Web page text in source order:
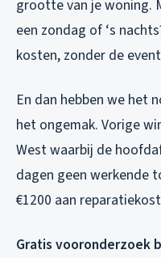
grootte van je woning.
een zondag of ‘s
kosten, zonder de
En dan hebben we het
het ongemak. Vorige
West waarbij de
dagen geen werkende
€1200 aan
Gratis vooronderzoek